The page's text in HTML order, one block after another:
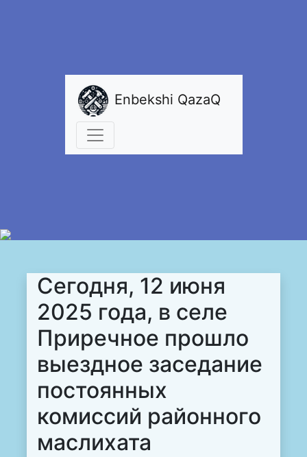
Enbekshi QazaQ
Сегодня, 12 июня
2025 года, в селе
Приречное прошло
выездное заседание
постоянных
комиссий районного
маслихата